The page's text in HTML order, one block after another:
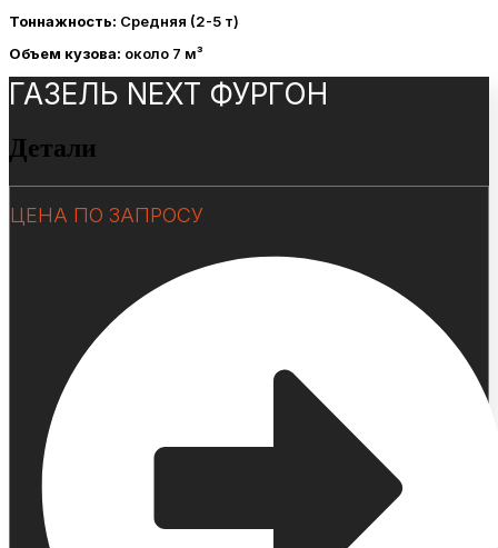
Тоннажность: Средняя (2-5 т)
Объем кузова: около 7 м³
ГАЗЕЛЬ NEXT ФУРГОН
Детали
ЦЕНА ПО ЗАПРОСУ